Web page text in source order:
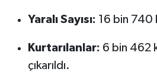
Yaralı Sayısı: 16 bin 740
Kurtarılanlar: 6 bin 462
çıkarıldı.